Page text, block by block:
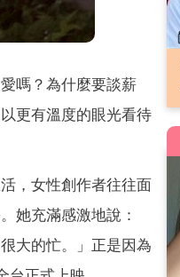
嗎？為什麼要談薪
更有溫度的眼光看待
，女性創作者往往面
她充滿感激地說：
大的忙。」正是因為